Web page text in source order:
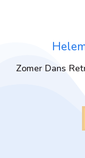
Zomer Dans